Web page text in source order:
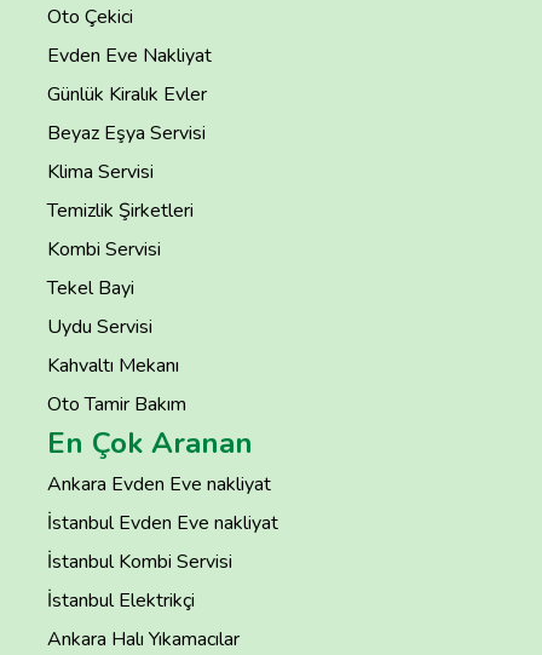
Oto Çekici
Evden Eve Nakliyat
Günlük Kiralık Evler
Beyaz Eşya Servisi
Klima Servisi
Temizlik Şirketleri
Kombi Servisi
Tekel Bayi
Uydu Servisi
Kahvaltı Mekanı
Oto Tamir Bakım
En Çok Aranan
Ankara Evden Eve nakliyat
İstanbul Evden Eve nakliyat
İstanbul Kombi Servisi
İstanbul Elektrikçi
Ankara Halı Yıkamacılar